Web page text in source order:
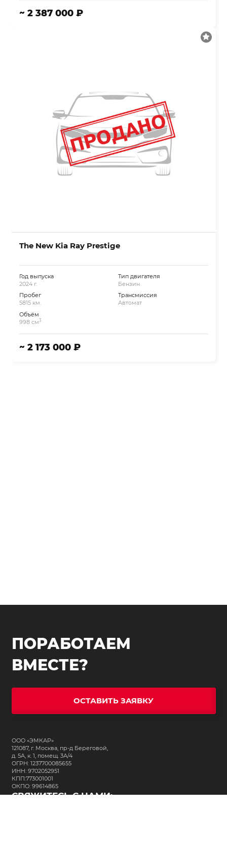
~ 2 387 000 ₽
The New Kia Ray Prestige
Год выпуска
2024 г.
Пробег
5815 км.
Объём
998 см3
Тип двигателя
Бензин
Трансмиссия
Автомат
~ 2 173 000 ₽
ПОРАБОТАЕМ
ВМЕСТЕ?
ОСТАВИТЬ ЗАЯВКУ
ООО «ЭМКАР»
121087, г. Москва, пр-д Береговой,
д. 5А, к. 1, помещ. 3А/4
ОГРН: 1237700085655
ИНН: 9702052951
КПП:773001001
ОКПО: 99614865
СВЯЖИТЕСЬ С НАМИ: